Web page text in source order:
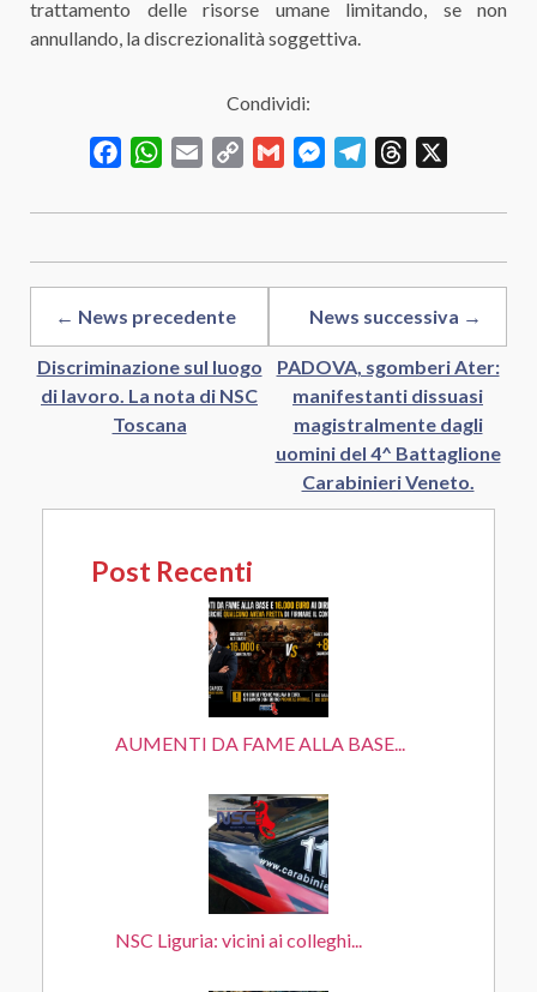
trattamento delle risorse umane limitando, se non
annullando, la discrezionalità soggettiva.
Condividi:
FacebookWhatsApp
Email
Copy
Gmail MessengerTelegramThreads
← News precedente
Discriminazione sul luogo
di lavoro. La nota di NSC
Toscana
News successiva →
PADOVA, sgomberi Ater:
manifestanti dissuasi
magistralmente dagli
uomini del 4^ Battaglione
Carabinieri Veneto.
Post Recenti
AUMENTI DA FAME ALLA BASE...
NSC Liguria: vicini ai colleghi...